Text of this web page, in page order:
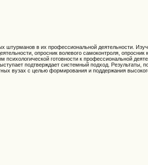
штурманов в их профессиональной деятельности.
опросник волевого самоконтроля,
готовности к профессиональной
подтверждает системный подход. Результаты,
вузах с целью формирования и поддержания